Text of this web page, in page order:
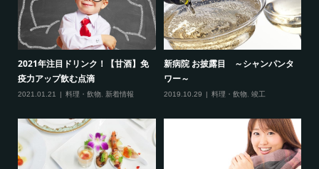
2021年注目ドリンク！【甘酒】免
疫力アップ飲む点滴
2021.01.21 料理・飲物, 新着情報
新病院 お披露目 ～シャンパンタ
ワー～
2019.10.29 料理・飲物, 竣工